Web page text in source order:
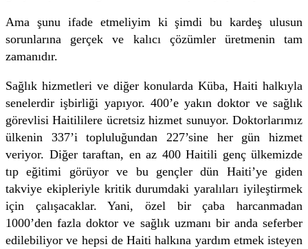
Ama şunu ifade etmeliyim ki şimdi bu kardeş ulusun
sorunlarına gerçek ve kalıcı çözümler üretmenin tam
zamanıdır.
Sağlık hizmetleri ve diğer konularda Küba, Haiti halkıyla
senelerdir işbirliği yapıyor. 400’e yakın doktor ve sağlık
görevlisi Haitililere ücretsiz hizmet sunuyor. Doktorlarımız
ülkenin 337’i topluluğundan 227’sine her gün hizmet
veriyor. Diğer taraftan, en az 400 Haitili genç ülkemizde
tıp eğitimi görüyor ve bu gençler dün Haiti’ye giden
takviye ekipleriyle kritik durumdaki yaralıları iyileştirmek
için çalışacaklar. Yani, özel bir çaba harcanmadan
1000’den fazla doktor ve sağlık uzmanı bir anda seferber
edilebiliyor ve hepsi de Haiti halkına yardım etmek isteyen